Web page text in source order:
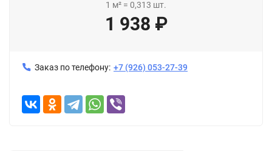
1 м² = 0,313 шт.
1 938 ₽
Заказ по телефону: +7 (926) 053-27-39